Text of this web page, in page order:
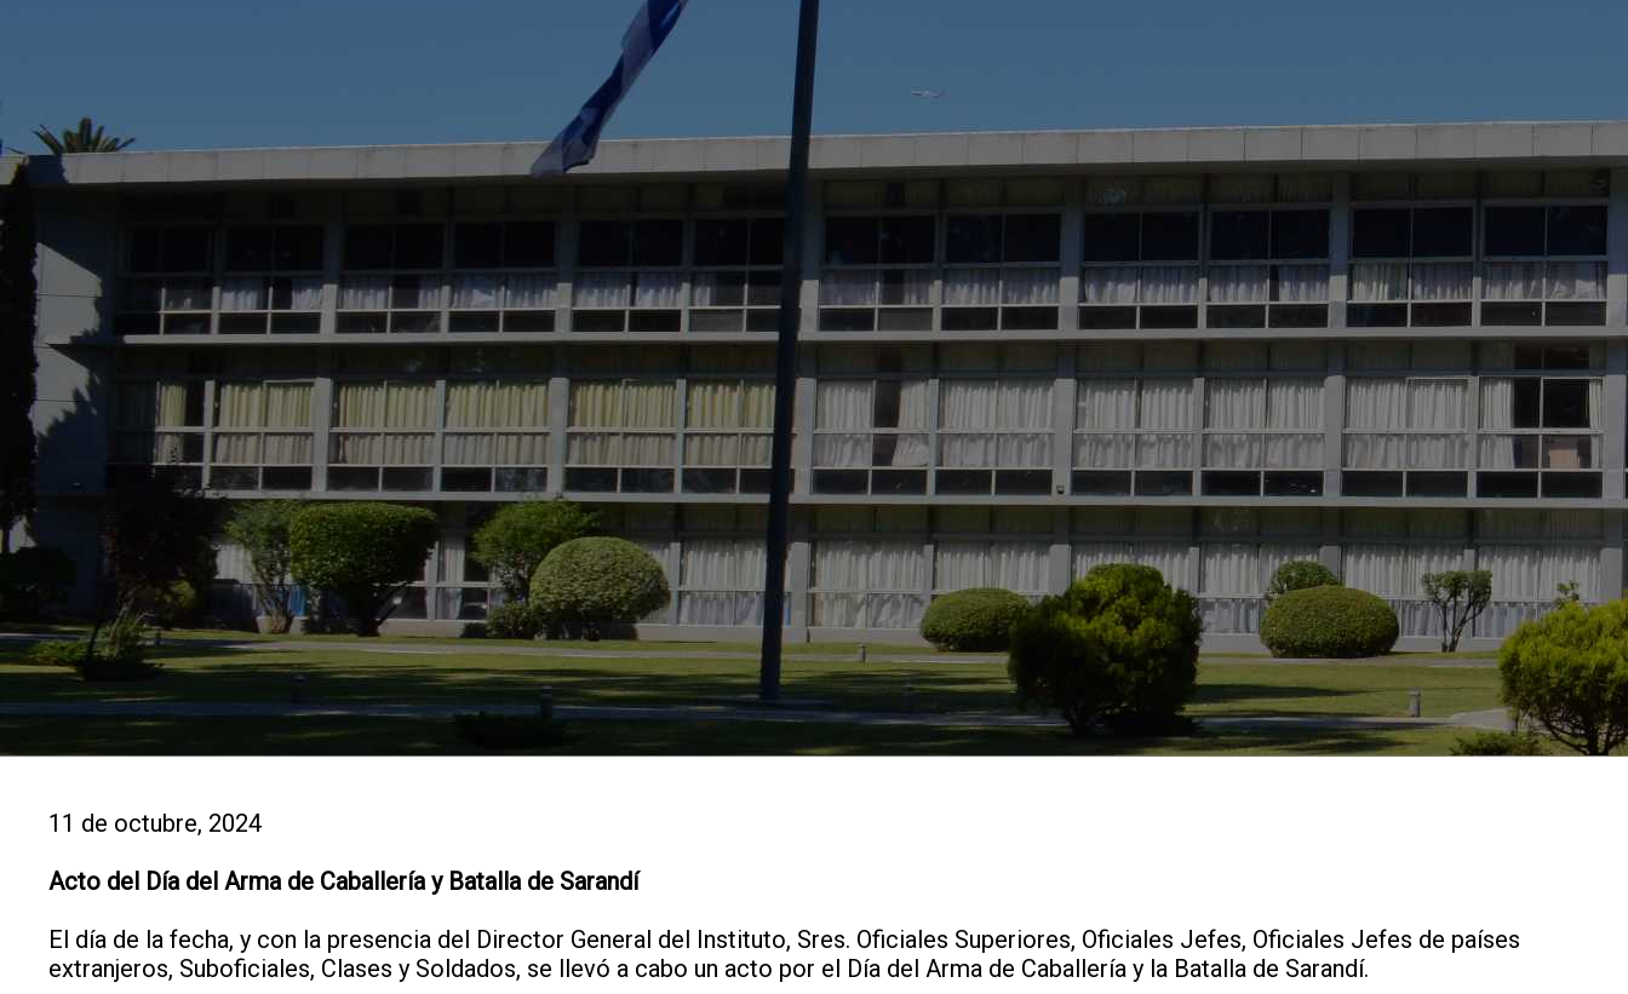
11 de octubre, 2024
Acto del Día del Arma de Caballería y Batalla de Sarandí
El día de la fecha, y con la presencia del Director General del Instituto, Sres. Oficiales Superiores, Oficiales Jefes, Oficiales Jefes de países
extranjeros, Suboficiales, Clases y Soldados, se llevó a cabo un acto por el Día del Arma de Caballería y la Batalla de Sarandí.